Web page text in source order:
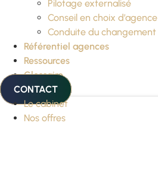
Pilotage externalisé
Conseil en choix d’agence
Conduite du changement
Référentiel agences
Ressources
Glossaire
CONTACT
Le cabinet
Nos offres